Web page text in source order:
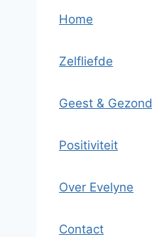
Home
Zelfliefde
Geest &
Positiviteit
Over Evelyne
Contact